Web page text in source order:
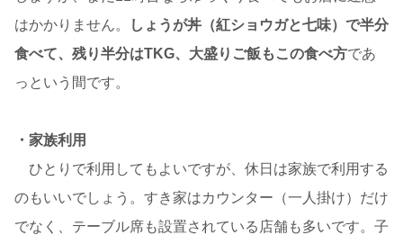
はかかりません。
しょうが丼（紅ショウガと七味）で半分
食べて、残り半分はTKG、大盛りご飯もこの食べ方であ
っという間です。
・家族利用
ひとりで利用してもよいですが、休日は家族で利用する
のもいいでしょう。すき家はカウンター（一人掛け）だけ
でなく、テーブル席も設置されている店舗も多いです。子